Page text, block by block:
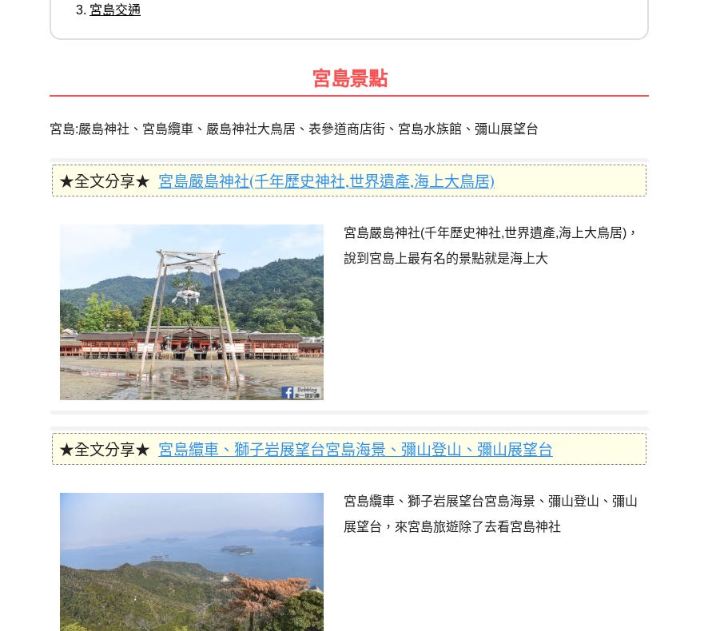
宮島交通
宮島景點
宮島:嚴島神社、宮島纜車、嚴島神社大鳥居、表參道商店街、宮島水族館、彌山展望台
★全文分享★ 宮島嚴島神社(千年歷史神社,世界遺產,海上大鳥居)
宮島嚴島神社(千年歷史神社,世界遺產,海上大鳥居)，
說到宮島上最有名的景點就是海上大
★全文分享★ 宮島纜車、獅子岩展望台宮島海景、彌山登山、彌山展望台
宮島纜車、獅子岩展望台宮島海景、彌山登山、彌山
展望台，來宮島旅遊除了去看宮島神社